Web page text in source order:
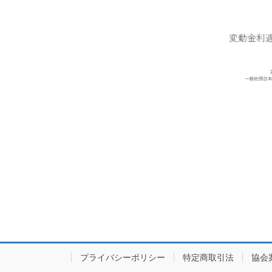
プライバシーポリシー 特定商取引法 協会